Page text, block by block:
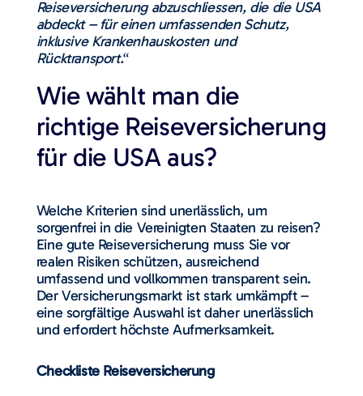
Reiseversicherung abzuschliessen, die die USA
abdeckt – für einen umfassenden Schutz,
inklusive Krankenhauskosten und
Rücktransport.“
Wie wählt man die
richtige Reiseversicherung
für die USA aus?
Welche Kriterien sind unerlässlich, um
sorgenfrei in die Vereinigten Staaten zu reisen?
Eine gute Reiseversicherung muss Sie vor
realen Risiken schützen, ausreichend
umfassend und vollkommen transparent sein.
Der Versicherungsmarkt ist stark umkämpft –
eine sorgfältige Auswahl ist daher unerlässlich
und erfordert höchste Aufmerksamkeit.
Checkliste Reiseversicherung